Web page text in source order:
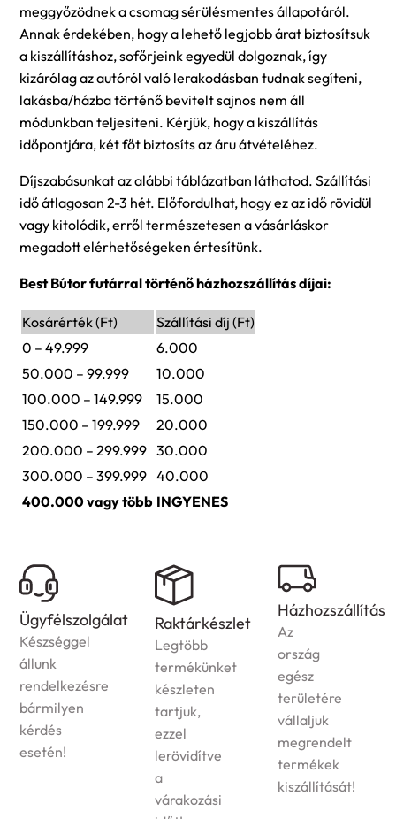
meggyőzödnek a csomag sérülésmentes állapotáról.
Annak érdekében, hogy a lehető legjobb árat biztosítsuk
a kiszállításhoz, sofőrjeink egyedül dolgoznak, így
kizárólag az autóról való lerakodásban tudnak segíteni,
lakásba/házba történő bevitelt sajnos nem áll
módunkban teljesíteni. Kérjük, hogy a kiszállítás
időpontjára, két főt biztosíts az áru átvételéhez.
Díjszabásunkat az alábbi táblázatban láthatod. Szállítási
idő átlagosan 2-3 hét. Előfordulhat, hogy ez az idő rövidül
vagy kitolódik, erről természetesen a vásárláskor
megadott elérhetőségeken értesítünk.
Best Bútor futárral történő házhozszállítás díjai:
Kosárérték (Ft)
Szállítási díj (Ft)
0 – 49.999
6.000
50.000 – 99.999
10.000
100.000 – 149.999
15.000
150.000 – 199.999
20.000
200.000 – 299.999 30.000
300.000 – 399.999 40.000
400.000 vagy több INGYENES
Ügyfélszolgálat
Készséggel
állunk
rendelkezésre
bármilyen
kérdés
esetén!
Raktárkészlet
Legtöbb
termékünket
készleten
tartjuk,
ezzel
lerövidítve
a
várakozási
Házhozszállítás
Az
ország
egész
területére
vállaljuk
megrendelt
termékek
kiszállítását!